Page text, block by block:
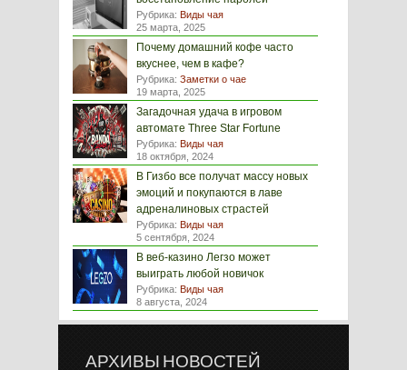
Рубрика: Виды чая
25 марта, 2025
Почему домашний кофе часто
вкуснее, чем в кафе?
Рубрика: Заметки о чае
19 марта, 2025
Загадочная удача в игровом
автомате Three Star Fortune
Рубрика: Виды чая
18 октября, 2024
В Гизбо все получат массу новых
эмоций и покупаются в лаве
адреналиновых страстей
Рубрика: Виды чая
5 сентября, 2024
В веб-казино Легзо может
выиграть любой новичок
Рубрика: Виды чая
8 августа, 2024
АРХИВЫ НОВОСТЕЙ